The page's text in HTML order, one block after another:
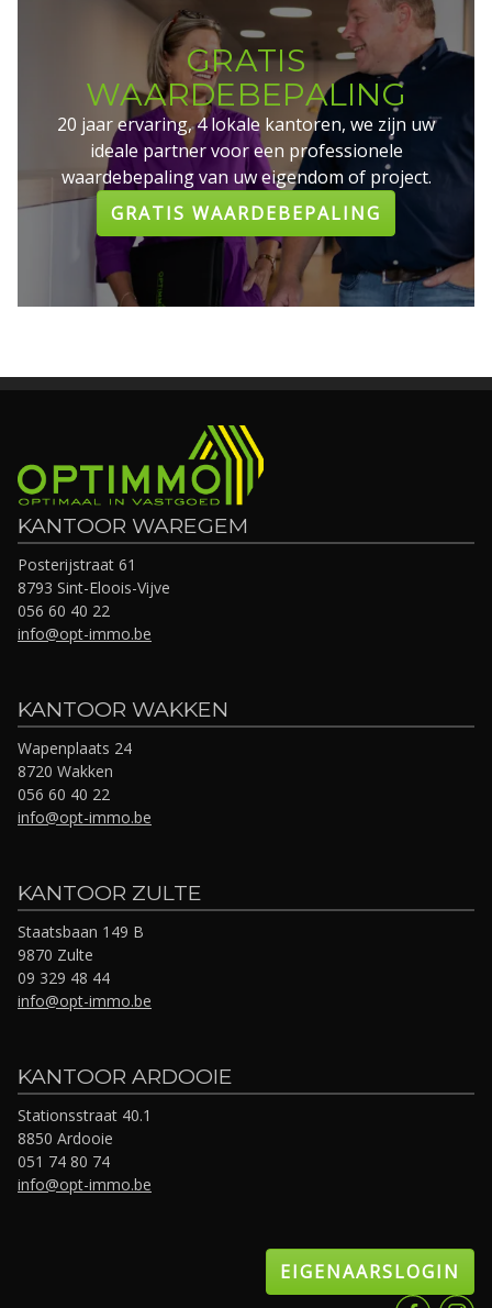
GRATIS
WAARDEBEPALING
20 jaar ervaring, 4 lokale kantoren, we zijn uw
ideale partner voor een professionele
waardebepaling van uw eigendom of project.
GRATIS WAARDEBEPALING
KANTOOR WAREGEM
Posterijstraat 61
8793 Sint-Eloois-Vijve
056 60 40 22
info@opt-immo.be
KANTOOR WAKKEN
Wapenplaats 24
8720 Wakken
056 60 40 22
info@opt-immo.be
KANTOOR ZULTE
Staatsbaan 149 B
9870 Zulte
09 329 48 44
info@opt-immo.be
KANTOOR ARDOOIE
Stationsstraat 40.1
8850 Ardooie
051 74 80 74
info@opt-immo.be
EIGENAARSLOGIN